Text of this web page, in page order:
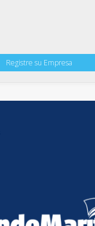
Registre su Empresa